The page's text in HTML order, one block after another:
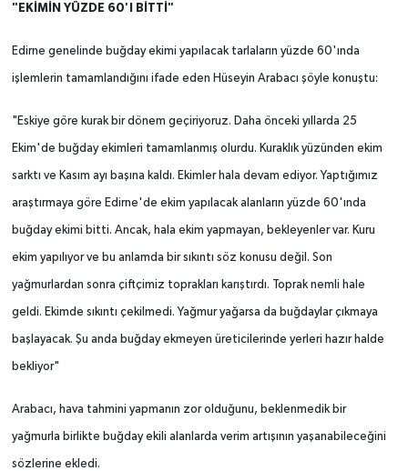
"EKİMİN YÜZDE 60'I BİTTİ"
Edirne genelinde buğday ekimi yapılacak tarlaların yüzde 60'ında
işlemlerin tamamlandığını ifade eden Hüseyin Arabacı şöyle konuştu:
"Eskiye göre kurak bir dönem geçiriyoruz. Daha önceki yıllarda 25
Ekim'de buğday ekimleri tamamlanmış olurdu. Kuraklık yüzünden ekim
sarktı ve Kasım ayı başına kaldı. Ekimler hala devam ediyor. Yaptığımız
araştırmaya göre Edirne'de ekim yapılacak alanların yüzde 60'ında
buğday ekimi bitti. Ancak, hala ekim yapmayan, bekleyenler var. Kuru
ekim yapılıyor ve bu anlamda bir sıkıntı söz konusu değil. Son
yağmurlardan sonra çiftçimiz toprakları karıştırdı. Toprak nemli hale
geldi. Ekimde sıkıntı çekilmedi. Yağmur yağarsa da buğdaylar çıkmaya
başlayacak. Şu anda buğday ekmeyen üreticilerinde yerleri hazır halde
bekliyor"
Arabacı, hava tahmini yapmanın zor olduğunu, beklenmedik bir
yağmurla birlikte buğday ekili alanlarda verim artışının yaşanabileceğini
sözlerine ekledi.